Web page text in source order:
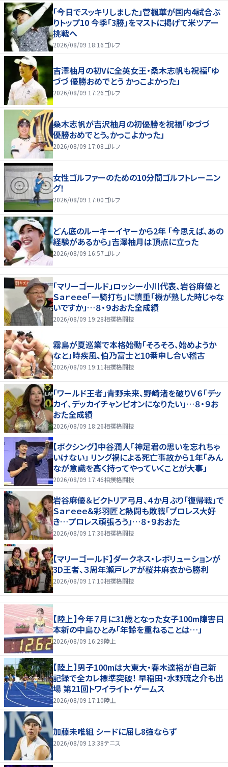
「今日でスッキリしました」菅楓華が国内4試合ぶ
りトップ10 今季「3勝」をマストに掲げて米ツアー
挑戦へ
2026/08/09 18:16ゴルフ
吉澤柚月の初Vに全英女王・桑木志帆も祝福「ゆ
づづ 優勝おめでとう かっこよかった」
2026/08/09 17:26ゴルフ
桑木志帆が吉沢柚月の初優勝を祝福「ゆづづ
優勝おめでとう。かっこよかった」
2026/08/09 17:08ゴルフ
女性ゴルファーのための10分間ゴルフトレーニン
グ！
2026/08/09 17:00ゴルフ
どん底のルーキーイヤーから2年 「今思えば、あの
経験があるから」吉澤柚月は頂点に立った
2026/08/09 16:57ゴルフ
「マリーゴールド」ロッシー小川代表、岩谷麻優と
Ｓａｒｅｅｅ「一騎打ち」に慎重「機が熟した時じゃな
いですか」…８・９おおた全成績
2026/08/09 19:28相撲格闘技
霧島が夏巡業で本格始動「そろそろ、始めようか
なと」時疾風、伯乃富士と10番申し合い稽古
2026/08/09 19:11 相撲格闘技
「ワールド王者」青野未来、野崎渚を破りＶ６「デッ
カイ、デッカイチャンピオンになりたい」…８・９お
おた全成績
2026/08/09 18:26相撲格闘技
【ボクシング】中谷潤人「神足君の思いを忘れちゃ
いけない」 リング禍による死亡事故から１年「みん
なが意識を高く持ってやっていくことが大事」
2026/08/09 17:46相撲格闘技
岩谷麻優＆ビクトリア弓月、４か月ぶり「復帰戦」で
Ｓａｒｅｅｅ＆彩羽匠と熱闘も敗戦「プロレス大好
き…プロレス頑張ろう」…８・９おおた
2026/08/09 17:36相撲格闘技
【マリーゴールド】ダークネス・レボリューションが
3D王者、３周年瀬戸レアが桜井麻衣から勝利
2026/08/09 17:10相撲格闘技
【陸上】今年７月に31歳となった女子100m障害日
本新の中島ひとみ「年齢を重ねることは…」
2026/08/09 16:29陸上
【陸上】男子100mは大東大・春木達裕が自己新
記録で全カレ標準突破！ 早稲田・水野琉之介も出
場 第21回トワイライト・ゲームス
2026/08/09 17:10陸上
加藤未唯組 シードに屈し8強ならず
2026/08/09 13:38テニス